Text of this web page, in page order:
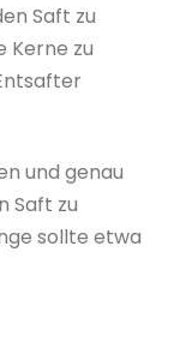
Saft zu
Kerne zu
und genau
Saft zu
sollte etwa